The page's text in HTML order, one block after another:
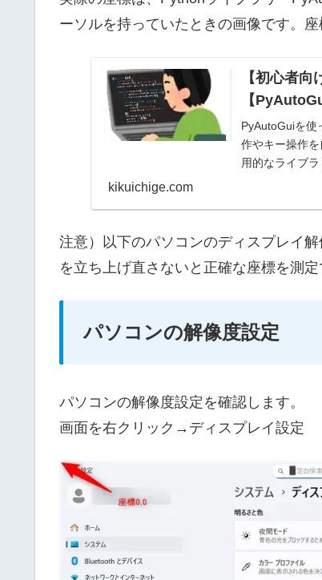
ーソルを持っていたときの画像です。
【初心者
【
PyAutoGuiを使
作やキー操作
用的なライブ
kikuichige.com
注意）以下のパソコンのディスプレイ
を立ち上げ直さないと正確な座標を測定
パソコンの解像度設定
パソコンの解像度設定を確認します。
画面を右クリック→ディスプレイ設定